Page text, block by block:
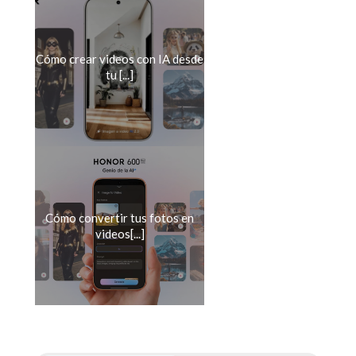
Cómo crear videos con IA desde
tu [...]
Cómo convertir tus fotos en
videos[...]